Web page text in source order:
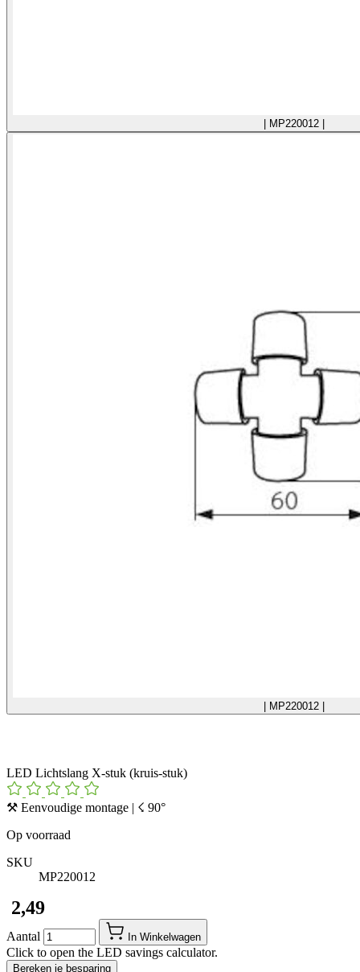
| MP220012 |
| MP220012 |
LED Lichtslang X-stuk (kruis-stuk)
⚒ Eenvoudige montage | ☇ 90°
Op voorraad
SKU
MP220012
​ 2,49
Aantal In Winkelwagen
Click to open the LED savings calculator.
Bereken je besparing